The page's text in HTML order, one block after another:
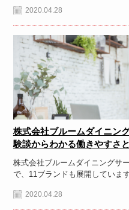
2020.04.28
株式会社ブルームダイニン
験談からわかる働きやすさ
株式会社ブルームダイニングサ
で、11ブランドも展開していま
2020.04.28